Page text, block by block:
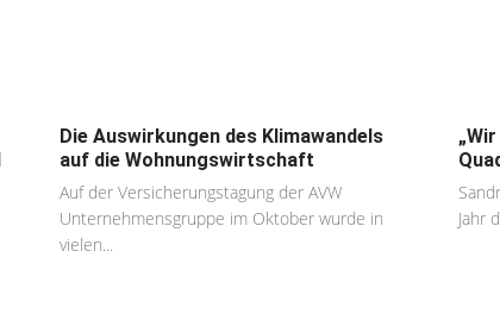
Die Auswirkungen des Klimawandels
auf die Wohnungswirtschaft
Auf der Versicherungstagung der AVW
Unternehmensgruppe im Oktober wurde in
vielen...
Jahr